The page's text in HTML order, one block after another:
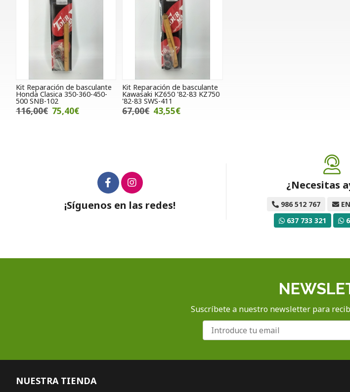
Kit Reparación de basculante
Honda Clasica 350-360-450-
500 SNB-102
116,00€ 75,40€
Kit Reparación de basculante
Kawasaki KZ650 '82-83 KZ750
'82-83 SWS-411
67,00€ 43,55€
¡Síguenos en las redes!
¿Necesitas
986 512 767
637 733 321
Suscríbete a nuestro newsletter para
NUESTRA TIENDA